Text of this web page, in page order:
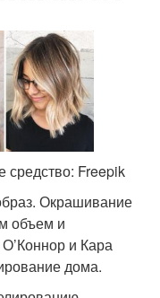
Freepik
Окрашивание
объем и
и Кара
дома.